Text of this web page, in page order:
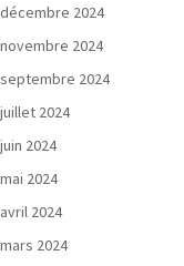
décembre 2024
novembre 2024
septembre 2024
juillet 2024
juin 2024
mai 2024
avril 2024
mars 2024